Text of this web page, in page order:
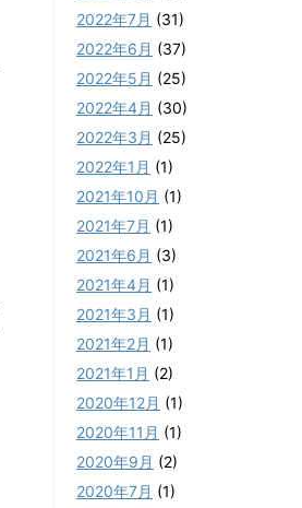
2022年7月 (31)
2022年6月 (37)
2022年5月 (25)
2022年4月 (30)
2022年3月 (25)
2022年1月 (1)
2021年10月 (1)
2021年7月 (1)
2021年6月 (3)
2021年4月 (1)
2021年3月 (1)
2021年2月 (1)
2021年1月 (2)
2020年12月 (1)
2020年11月 (1)
2020年9月 (2)
2020年7月 (1)